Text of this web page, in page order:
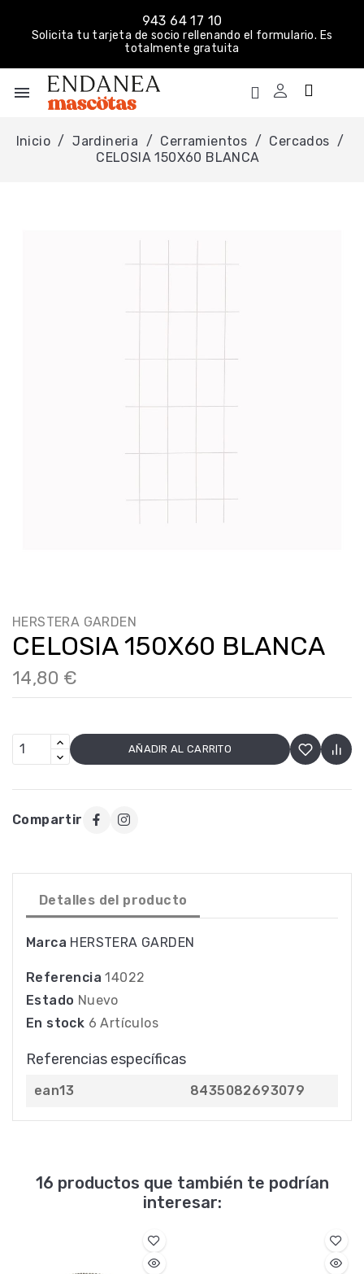
943 64 17 10
Solicita tu tarjeta de socio rellenando el formulario. Es
totalmente gratuita
menu
Inicio Jardineria Cerramientos
Cercados
CELOSIA 150X60 BLANCA
HERSTERA GARDEN
CELOSIA 150X60 BLANCA
14,80 €
AÑADIR AL CARRITO
Compartir
Detalles del producto
Marca HERSTERA GARDEN
Referencia 14022
Estado Nuevo
En stock 6 Artículos
Referencias específicas
ean13 8435082693079
16 productos que también te podrían
interesar: